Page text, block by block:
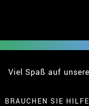
Viel Spaß auf
BRAUCHEN SIE